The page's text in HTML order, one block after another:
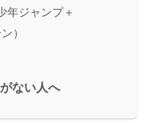
年ジャンプ＋
）
ない人へ